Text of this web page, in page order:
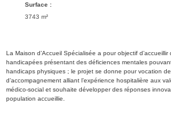
Surface :
3743 m²
La Maison d’Accueil Spécialisée a pour objectif
handicapées présentant des déficiences mentales
handicaps physiques ; le projet se donne pour vocation
d’accompagnement alliant l’expérience hospitalière aux
médico-social et souhaite développer des réponses
population accueillie.